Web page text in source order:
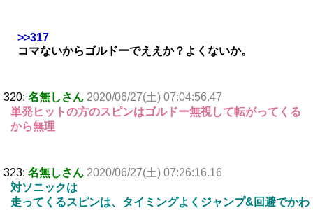
>>317
コマないからゴルドーでええか？よくないか。
320: 名無しさん 2020/06/27(土) 07:04:56.47
単発ヒットの方のスピンはゴルドー無視して転がってくる
から無理
323: 名無しさん 2020/06/27(土) 07:26:16.16
対ソニックは
走ってくるスピンは、タイミングよくジャンプ&回避でかわ